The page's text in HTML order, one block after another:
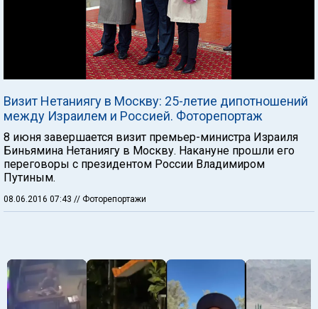
Визит Нетаниягу в Москву: 25-летие дипотношений
между Израилем и Россией. Фоторепортаж
8 июня завершается визит премьер-министра Израиля
Биньямина Нетаниягу в Москву. Накануне прошли его
переговоры с президентом России Владимиром
Путиным.
08.06.2016 07:43 // Фоторепортажи